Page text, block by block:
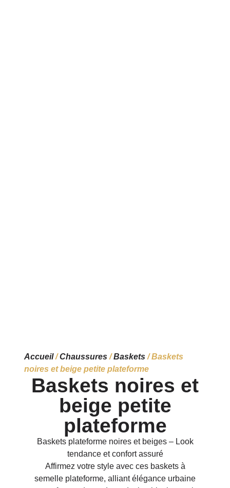
Accueil/Chaussures/Baskets/ Baskets
noires et beige petite plateforme
Baskets noires et
beige petite
plateforme
Baskets plateforme noires et beiges – Look
tendance et confort assuré
Affirmez votre style avec ces baskets à
semelle plateforme, alliant élégance urbaine